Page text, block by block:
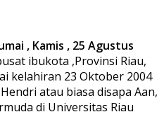
, Kamis , 25 Agustus
ibukota ,Provinsi Riau,
kelahiran 23 Oktober 2004
atau biasa disapa Aan,
di Universitas Riau